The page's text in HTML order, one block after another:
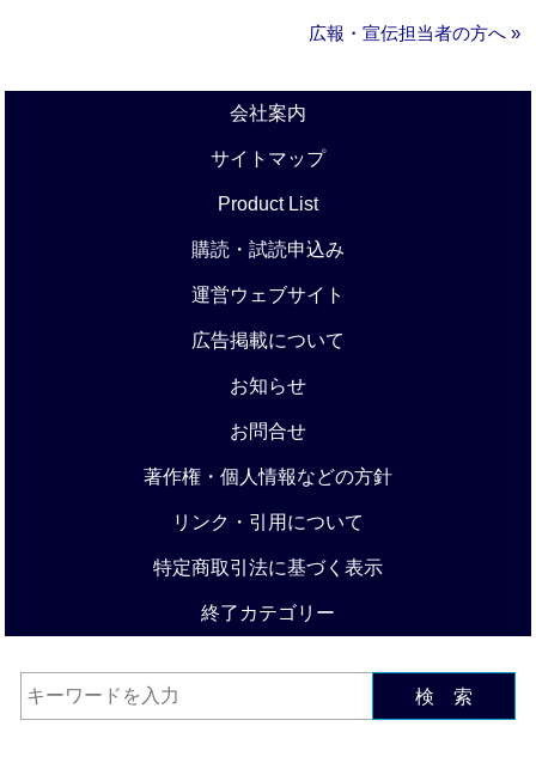
広報・宣伝担当者の方へ »
会社案内
サイトマップ
Product List
購読・試読申込み
運営ウェブサイト
広告掲載について
お知らせ
お問合せ
著作権・個人情報などの方針
リンク・引用について
特定商取引法に基づく表示
終了カテゴリー
検 索